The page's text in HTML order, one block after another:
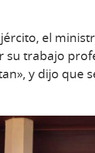
el
su trabajo
y dijo que